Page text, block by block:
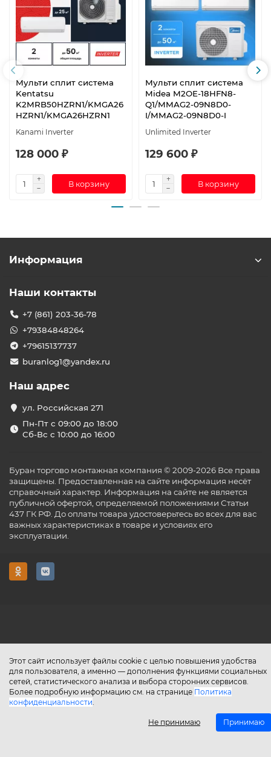
Мульти сплит система
Kentatsu
K2MRB50HZRN1/KMGA26
HZRN1/KMGA26HZRN1
Kanami Inverter
128 000 ₽
В корзину
Мульти сплит система
Midea M2OE-18HFN8-
Q1/MMAG2-09N8D0-
I/MMAG2-09N8D0-I
Unlimited Inverter
129 600 ₽
В корзину
Этот сайт использует файлы cookie с целью повышения удобства
для пользователя, а именно — дополнения функциями социальных
сетей, статистического анализа и выбора сторонних сервисов.
Более подробную информацию см. на странице Политика
конфиденциальности.
Не принимаю Принимаю
Информация
Наши контакты
+7 (861) 203-36-78
+79384848264
+79615137737
buranlog1@yandex.ru
Наш адрес
ул. Российская 271
Пн-Пт с 09:00 до 18:00
Сб-Вс с 10:00 до 16:00
Буран торгово монтажная компания © 2009-2026 Все права
защищены. Предоставленная на сайте информация несёт
справочный характер. Информация на сайте не является
публичной офертой, определяемой положениями Статьи
437 ГК РФ. До оплаты товара удостоверьтесь во всех для вас
важных характеристиках в товаре и условиях его
эксплуатации.